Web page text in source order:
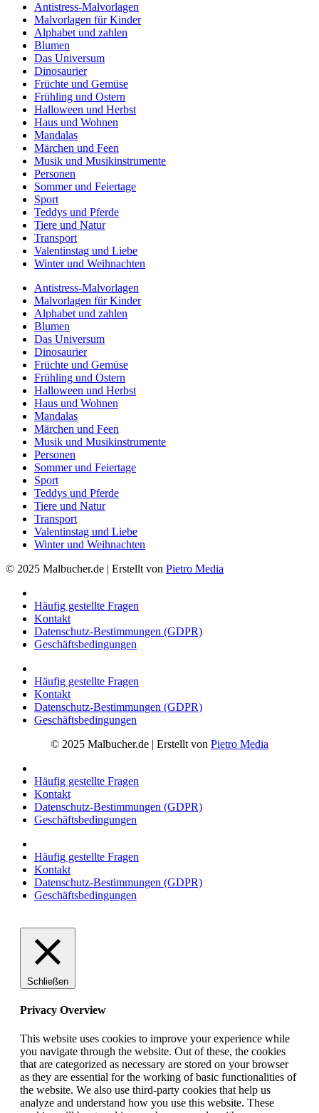
Antistress-Malvorlagen
Malvorlagen für Kinder
Alphabet und zahlen
Blumen
Das Universum
Dinosaurier
Früchte und Gemüse
Frühling und Ostern
Halloween und Herbst
Haus und Wohnen
Mandalas
Märchen und Feen
Musik und Musikinstrumente
Personen
Sommer und Feiertage
Sport
Teddys und Pferde
Tiere und Natur
Transport
Valentinstag und Liebe
Winter und Weihnachten
Antistress-Malvorlagen
Malvorlagen für Kinder
Alphabet und zahlen
Blumen
Das Universum
Dinosaurier
Früchte und Gemüse
Frühling und Ostern
Halloween und Herbst
Haus und Wohnen
Mandalas
Märchen und Feen
Musik und Musikinstrumente
Personen
Sommer und Feiertage
Sport
Teddys und Pferde
Tiere und Natur
Transport
Valentinstag und Liebe
Winter und Weihnachten
© 2025 Malbucher.de | Erstellt von Pietro Media
Häufig gestellte Fragen
Kontakt
Datenschutz-Bestimmungen (GDPR)
Geschäftsbedingungen
Häufig gestellte Fragen
Kontakt
Datenschutz-Bestimmungen (GDPR)
Geschäftsbedingungen
© 2025 Malbucher.de | Erstellt von Pietro Media
Häufig gestellte Fragen
Kontakt
Datenschutz-Bestimmungen (GDPR)
Geschäftsbedingungen
Häufig gestellte Fragen
Kontakt
Datenschutz-Bestimmungen (GDPR)
Geschäftsbedingungen
Schließen
Privacy Overview
This website uses cookies to improve your experience while
you navigate through the website. Out of these, the cookies
that are categorized as necessary are stored on your browser
as they are essential for the working of basic functionalities of
the website. We also use third-party cookies that help us
analyze and understand how you use this website. These